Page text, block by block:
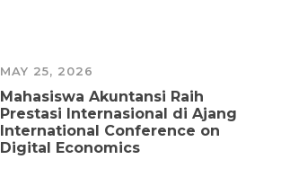
MAY 25, 2026
Mahasiswa Akuntansi Raih
Prestasi Internasional di Ajang
International Conference on
Digital Economics